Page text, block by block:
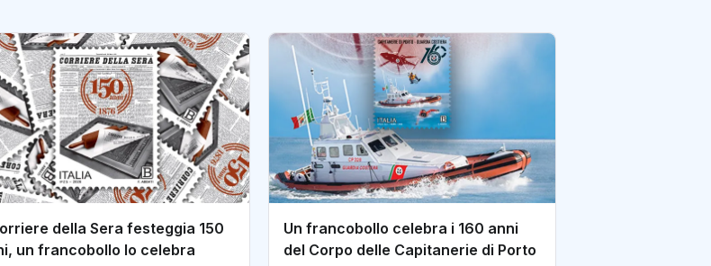
della Sera festeggia 150
un francobollo lo celebra
Un francobollo celebra i 160 anni
del Corpo delle Capitanerie di Porto